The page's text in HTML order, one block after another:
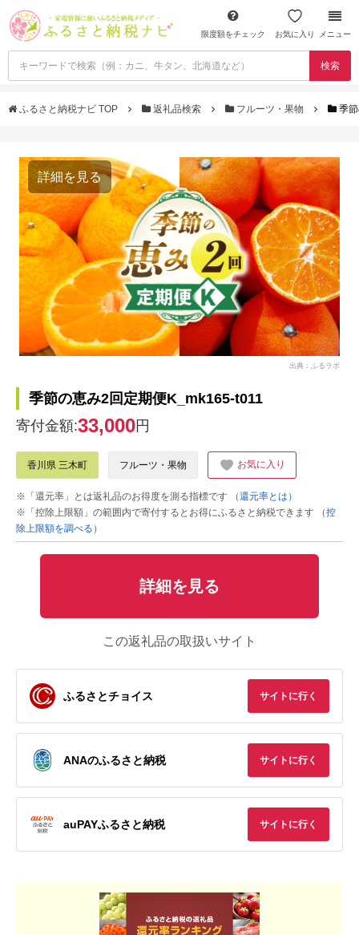
限度額をチェック お気に入り メニュー
検索
ふるさと納税ナビ TOP 返礼品検索 フルーツ・果物 季
詳細を見る
出典：ふるラボ
季節の恵み2回定期便K_mk165-t011
寄付金額:33,000円
香川県 三木町 フルーツ・果物 お気に入り
※「還元率」とは返礼品のお得度を測る指標です
（還元率とは）
※「控除上限額」の範囲内で寄付するとお得にふるさと納税できます
（控
除上限額を調べる）
詳細を見る
この返礼品の取扱いサイト
ふるさとチョイス サイトに行く
ANAのふるさと納税 サイトに行く
auPAYふるさと納税 サイトに行く